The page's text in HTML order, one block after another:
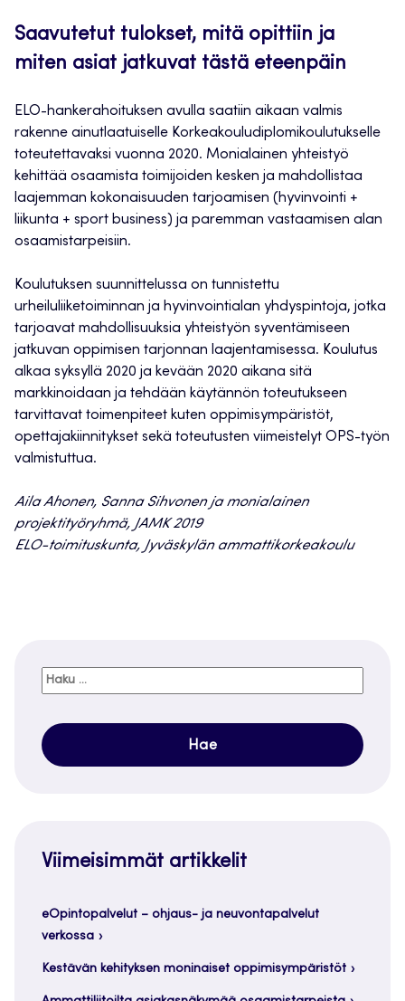
Saavutetut tulokset, mitä opittiin ja
miten asiat jatkuvat tästä eteenpäin
ELO-hankerahoituksen avulla saatiin aikaan valmis
rakenne ainutlaatuiselle Korkeakouludiplomikoulutukselle
toteutettavaksi vuonna 2020. Monialainen yhteistyö
kehittää osaamista toimijoiden kesken ja mahdollistaa
laajemman kokonaisuuden tarjoamisen (hyvinvointi +
liikunta + sport business) ja paremman vastaamisen alan
osaamistarpeisiin.
Koulutuksen suunnittelussa on tunnistettu
urheiluliiketoiminnan ja hyvinvointialan yhdyspintoja, jotka
tarjoavat mahdollisuuksia yhteistyön syventämiseen
jatkuvan oppimisen tarjonnan laajentamisessa. Koulutus
alkaa syksyllä 2020 ja kevään 2020 aikana sitä
markkinoidaan ja tehdään käytännön toteutukseen
tarvittavat toimenpiteet kuten oppimisympäristöt,
opettajakiinnitykset sekä toteutusten viimeistelyt OPS-työn
valmistuttua.
Aila Ahonen, Sanna Sihvonen ja monialainen
projektityöryhmä, JAMK 2019
ELO-toimituskunta, Jyväskylän ammattikorkeakoulu
Haku:
Viimeisimmät artikkelit
eOpintopalvelut – ohjaus- ja neuvontapalvelut
verkossa
Kestävän kehityksen moninaiset oppimisympäristöt